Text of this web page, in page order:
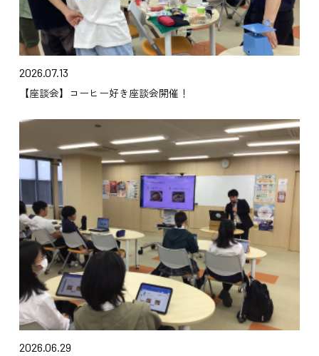
2026.07.13
【座談会】コーヒー好き座談会開催！
2026.06.29